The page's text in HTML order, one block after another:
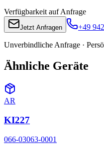
Verfügbarkeit auf Anfrage
Jetzt Anfragen +49
Unverbindliche Anfrage ·
Ähnliche Geräte
AR
KI227
066-03063-0001